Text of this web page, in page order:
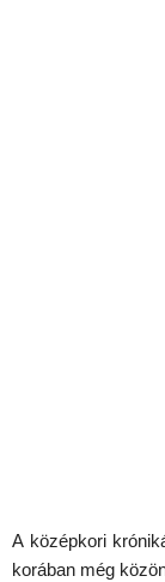
A középkori
korában még